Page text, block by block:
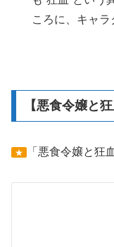
ころに、キャラ
【悪食令嬢と
★ 「悪食令嬢と狂